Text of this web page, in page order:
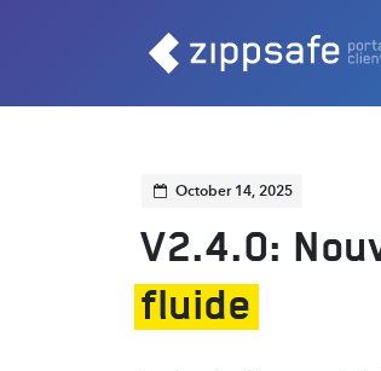
October 14, 2025
V2.4.0:
fluide